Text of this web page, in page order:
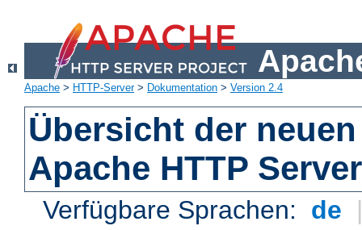
Apache > HTTP-Server> Dokumentation > Version 2.4
Übersicht der
Apache HTTP
Verfügbare Sprachen: de